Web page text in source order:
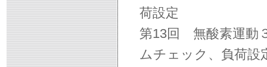
荷設定
第13回 無酸素運動
ムチェック、負荷設